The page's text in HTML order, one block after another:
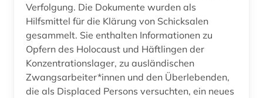
Verfolgung. Die Dokumente wurden als
Hilfsmittel für die Klärung von Schicksalen
gesammelt. Sie enthalten Informationen zu
Opfern des Holocaust und Häftlingen der
Konzentrationslager, zu ausländischen
Zwangsarbeiter*innen und den Überlebenden,
die als Displaced Persons versuchten, ein neues